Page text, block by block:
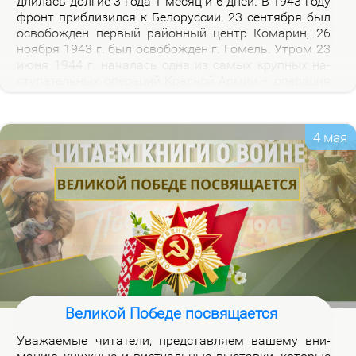
фронт при­бли­зил­ся к Бе­ло­рус­сии. 23 сен­тяб­ря был
осво­бож­ден пер­вый рай­он­ный центр Ко­ма­рин, 26
но­яб­ря 1943 г. был осво­бож­ден г. Го­мель. Утром 23
за­хват­чи­ков с тер­ри­то­рии Бе­ло­рус­сии.
4 мая
Великой Победе посвящается
Ува­жа­е­мые чи­та­те­ли, пред­став­ля­ем ва­ше­му вни­